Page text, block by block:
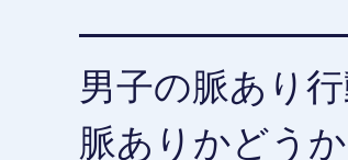
男子の脈あり
脈ありかどう